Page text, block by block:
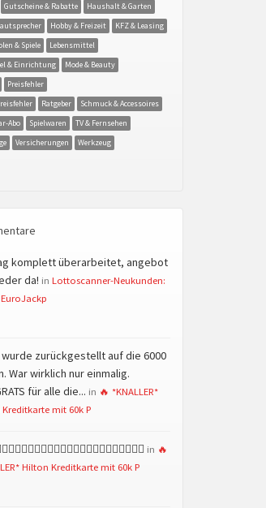
Gutscheine & Rabatte
Haushalt & Garten
Hobby & Freizeit
KFZ & Leasing
& Spiele
Lebensmittel
& Einrichtung
Mode & Beauty
Preisfehler
Ratgeber
Schmuck & Accessoires
Abo Spielwaren
TV & Fernsehen
Versicherungen
Werkzeug
komplett überarbeitet, angebot
da! in Lottoscanner-Neukunden:
zurückgestellt auf die 6000
War wirklich nur einmalig.
für alle die... in 🔥 *KNALLER*
mit 60k P
in 🔥
Hilton Kreditkarte mit 60k P